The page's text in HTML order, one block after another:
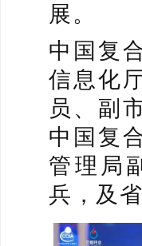
展。
中国复
信息化
员、副
中国复
管理局
兵，及